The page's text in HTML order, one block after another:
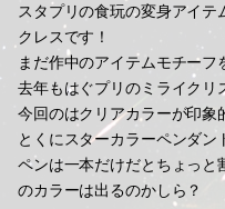
スタプリの食玩の変身アイ
クレスです！
まだ作中のアイテムモチー
去年もはぐプリのミライクリ
今回のはクリアカラーが印象
とくにスターカラーペンダン
ペンは一本だけだとちょっ
のカラーは出るのかしら？